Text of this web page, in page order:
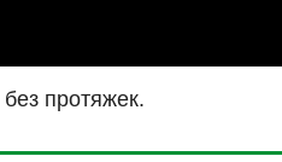
протяжек.